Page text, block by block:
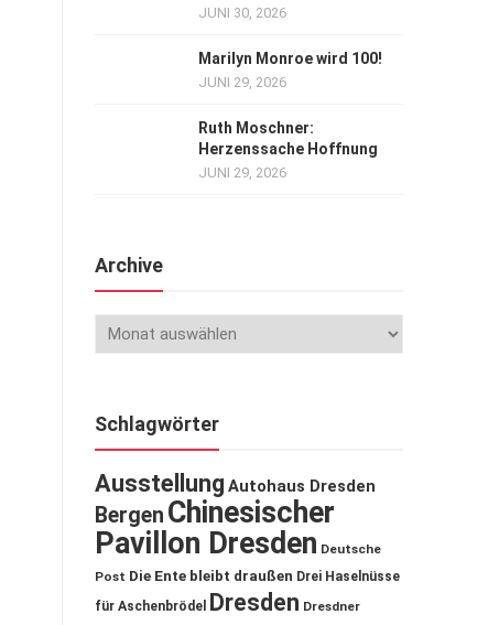
JUNI 30, 2026
Marilyn Monroe wird 100!
JUNI 29, 2026
Ruth Moschner:
Herzenssache Hoffnung
JUNI 29, 2026
Archive
Schlagwörter
Ausstellung Autohaus Dresden
Bergen Chinesischer
Pavillon Dresden Deutsche
Post Die Ente bleibt draußen Drei Haselnüsse
für Aschenbrödel
Dresden Dresdner